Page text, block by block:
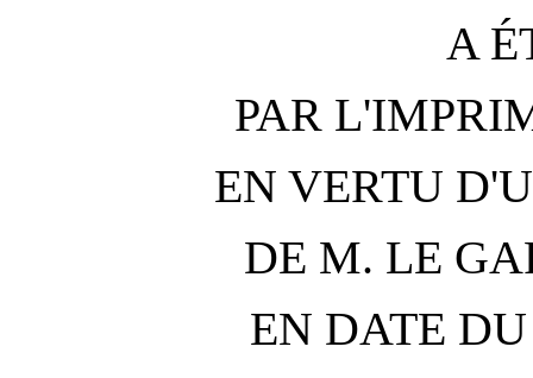
A
PAR
EN VERTU
DE M. LE
EN DATE